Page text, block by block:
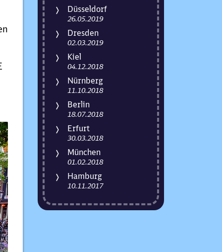
Düsseldorf
26.05.2019
Dresden
02.03.2019
Kiel
04.12.2018
Nürnberg
11.10.2018
Berlin
18.07.2018
Erfurt
30.03.2018
München
01.02.2018
Hamburg
10.11.2017